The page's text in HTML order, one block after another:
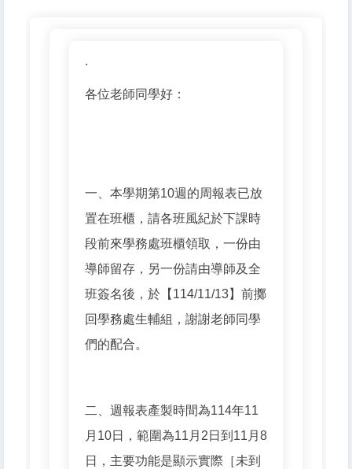
.
各位老師同學好：
一、本學期第10週的周報表已放
置在班櫃，請各班風紀於下課時
段前來學務處班櫃領取，一份由
導師留存，另一份請由導師及全
班簽名後，於【114/11/13】前擲
回學務處生輔組，謝謝老師同學
們的配合。
二、週報表產製時間為114年11
月10日，範圍為11月2日到11月8
日，主要功能是顯示實際［未到